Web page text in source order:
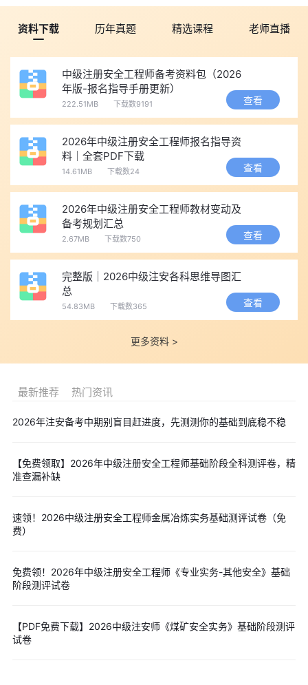
5月9日19:00-20:00
实务老师
实务
每年我们都会举办万人模考，就是为了帮助大家在考前重要的
通过这次考试，了解清楚自身不足，进而合理规划下一阶段的
学习重点，有针对性地进行复习，才能事半功倍。
这是一次不错的机会!注安考生们，考试加油!
小编整理了一些资料——历年真题、教材变动预测、考点笔
记，考生可点击下载哦~
历年真题答案解析>>各科汇总（2019年-2025年）|
《生产
管理》|《技术基础》|《法律法规》|《其他安全》|《化工安
全》 |《建筑施工》
各科目教材变动预测>>
安全生产管理|安全生产
道路运输 法律法规 建筑施工安全|金属非
金属矿山|金属冶炼安全|煤矿安全|其他安全
各章节考试分值分布>>四科七专业|安全生产管理
技术基础
道路运输 法律法规| 建筑施工安全|
金属非
金属矿山|金属冶炼安全|煤矿安全|其他安全
各科汇总|安全生产管理
基础|法律法规| 化工安全
以上是“等你来战！2026年中级注册安全工程师万人模考（第
全工程师考试，小编准备了精华考点、模拟试题、历年真题和考试
大纲，您可点击下方按钮免费下载。
资料下载 历年真题 精选课程 老师直播
中级注册安全工程师备考资料包（2026
年版-报名指导手册更新）
222.51MB 下载数9191 查看
2026年中级注册安全工程师报名指导资
料｜全套PDF下载
14.61MB 下载数24 查看
2026年中级注册安全工程师教材变动及
备考规划汇总
2.67MB 下载数750 查看
完整版｜2026中级注安各科思维导图汇
总
54.83MB 下载数365 查看
更多资料 >
最新推荐 热门资讯
2026年注安备考中期别盲目赶进度，先测测你的基础到底稳不稳
【免费领取】2026年中级注册安全工程师基础阶段全科测评卷，精
准查漏补缺
速领！2026中级注册安全工程师金属冶炼实务基础测评试卷（免
费）
免费领！2026年中级注册安全工程师《专业实务-其他安全》基础
阶段测评试卷
【PDF免费下载】2026中级注安师《煤矿安全实务》基础阶段测评
试卷